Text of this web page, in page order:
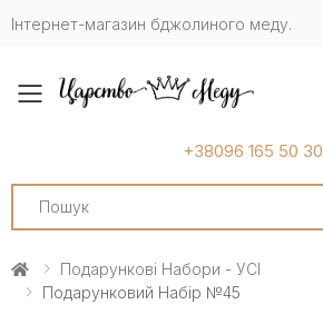
Інтернет-магазин бджолиного меду.
Toggle mobile menu
+38096 165 50 30
Search
Подарункові Набори - УСІ
Подарунковий Набір №45